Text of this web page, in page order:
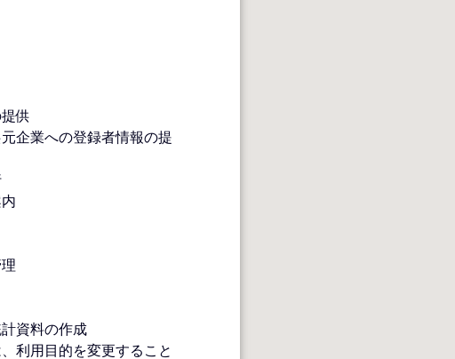
供
企業への登録者情報の提
資料の作成
利用目的を変更すること